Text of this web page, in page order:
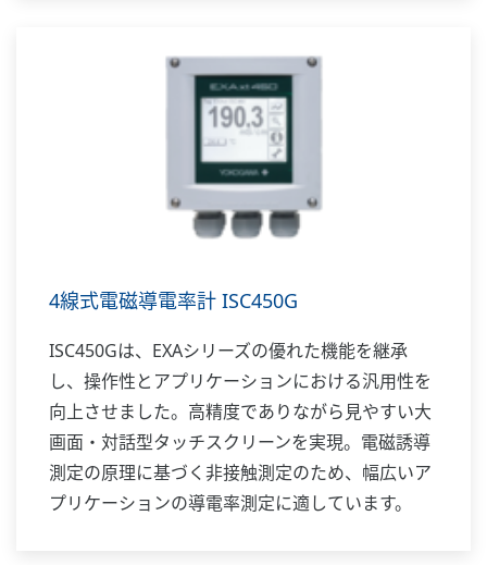
4線式電磁導電率計 ISC450G
ISC450Gは、EXAシリーズの優れた機能を継承
し、操作性とアプリケーションにおける汎用性を
向上させました。高精度でありながら見やすい大
画面・対話型タッチスクリーンを実現。電磁誘導
測定の原理に基づく非接触測定のため、幅広いア
プリケーションの導電率測定に適しています。